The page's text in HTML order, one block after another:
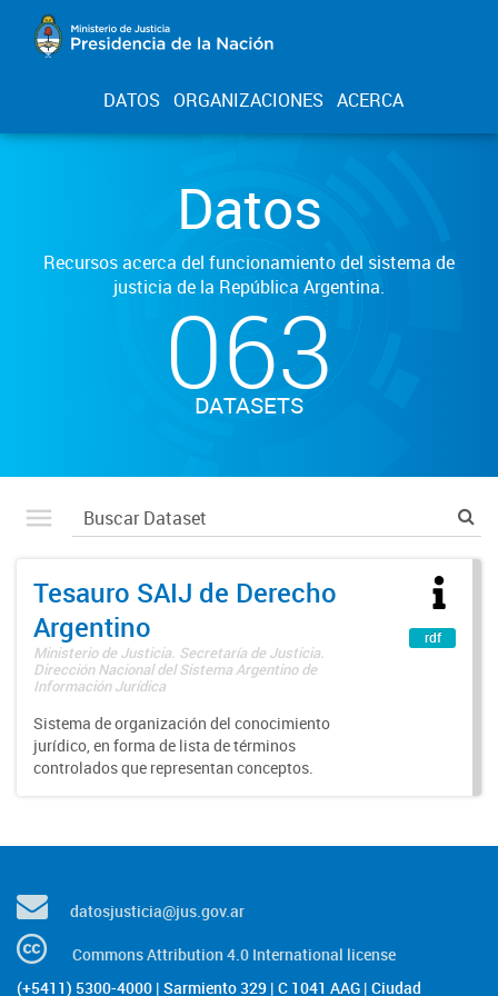
DATOS ORGANIZACIONES ACERCA
Datos
Recursos acerca del funcionamiento del sistema de
justicia de la República Argentina.
063
DATASETS
Tesauro SAIJ de Derecho
Argentino
Ministerio de Justicia. Secretaría de Justicia.
Dirección Nacional del Sistema Argentino de
Información Jurídica
Sistema de organización del conocimiento
jurídico, en forma de lista de términos
controlados que representan conceptos.
rdf
datosjusticia@jus.gov.ar
Commons Attribution 4.0 International license
(+5411) 5300-4000 | Sarmiento 329 | C 1041 AAG | Ciudad